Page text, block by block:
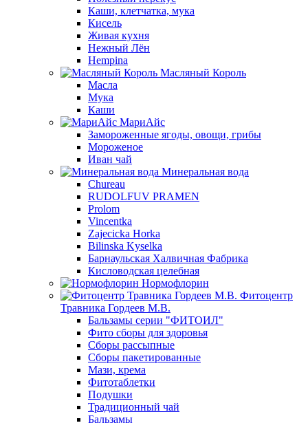
Каши, клетчатка, мука
Кисель
Живая кухня
Нежный Лён
Hempina
Масляный Король
Масла
Мука
Каши
МариАйс
Замороженные ягоды, овощи, грибы
Мороженое
Иван чай
Минеральная вода
Chureau
RUDOLFUV PRAMEN
Prolom
Vincentka
Zajecicka Horka
Bilinska Kyselka
Барнаульская Халвичная Фабрика
Кисловодская целебная
Нормофлорин
Фитоцентр
Травника Гордеев М.В.
Бальзамы серии "ФИТОИЛ"
Фито сборы для здоровья
Сборы рассыпные
Сборы пакетированные
Мази, крема
Фитотаблетки
Подушки
Традиционный чай
Бальзамы